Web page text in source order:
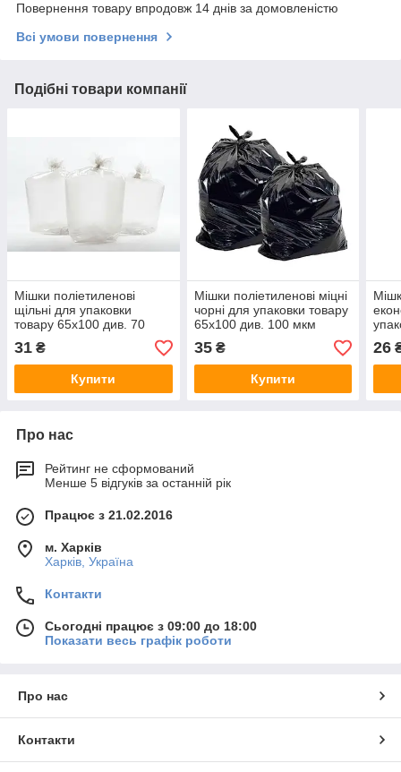
Повернення товару впродовж 14 днів за домовленістю
Всі умови повернення
Подібні товари компанії
Мішки поліетиленові
щільні для упаковки
товару 65х100 див. 70
мкм.
31 ₴
Купити
Мішки поліетиленові міцні
чорні для упаковки товару
65х100 див. 100 мкм
35₴
Купити
26
Про нас
Рейтинг не сформований
Менше 5 відгуків за останній рік
Працює з 21.02.2016
м. Харків
Харків, Україна
Контакти
Сьогодні працює з 09:00 до 18:00
Показати весь графік роботи
Про нас
Контакти